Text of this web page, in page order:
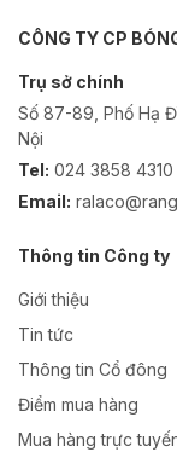
CÔNG TY CP
Trụ sở chính
Số 87-89, Phố Hạ
Nội
Tel: 024 3858
Email:
Thông tin Công ty
Giới thiệu
Tin tức
Thông tin Cổ đông
Điểm mua hàng
Mua hàng trực